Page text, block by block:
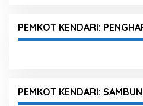
PEMKOT KENDARI:
PEMKOT KENDARI: